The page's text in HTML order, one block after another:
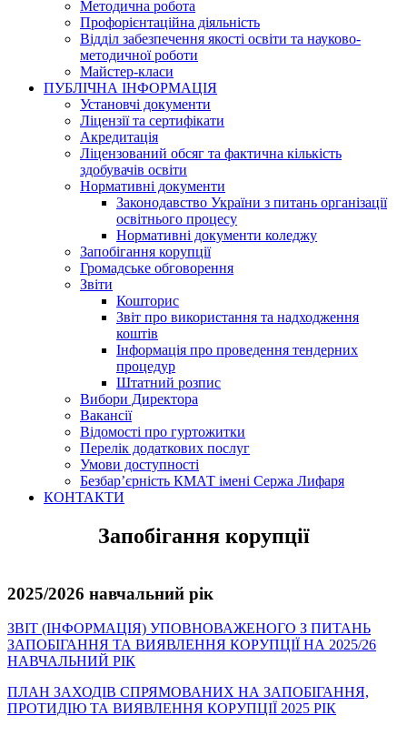
Методична робота
Профорієнтаційна діяльність
Відділ забезпечення якості освіти та науково-
методичної роботи
Майстер-класи
ПУБЛІЧНА ІНФОРМАЦІЯ
Установчі документи
Ліцензії та сертифікати
Акредитація
Ліцензований обсяг та фактична кількість
здобувачів освіти
Нормативні документи
Законодавство України з питань організації
освітнього процесу
Нормативні документи коледжу
Запобігання корупції
Громадське обговорення
Звіти
Кошторис
Звіт про використання та надходження
коштів
Інформація про проведення тендерних
процедур
Штатний розпис
Вибори Директора
Вакансії
Відомості про гуртожитки
Перелік додаткових послуг
Умови доступності
Безбар’єрність КМАТ імені Сержа Лифаря
КОНТАКТИ
Запобігання корупції
2025/2026 навчальний рік
ЗВІТ (ІНФОРМАЦІЯ) УПОВНОВАЖЕНОГО З ПИТАНЬ
ЗАПОБІГАННЯ ТА ВИЯВЛЕННЯ КОРУПЦІЇ НА 2025/26
НАВЧАЛЬНИЙ РІК
ПЛАН ЗАХОДІВ СПРЯМОВАНИХ НА ЗАПОБІГАННЯ,
ПРОТИДІЮ ТА ВИЯВЛЕННЯ КОРУПЦІЇ 2025 РІК